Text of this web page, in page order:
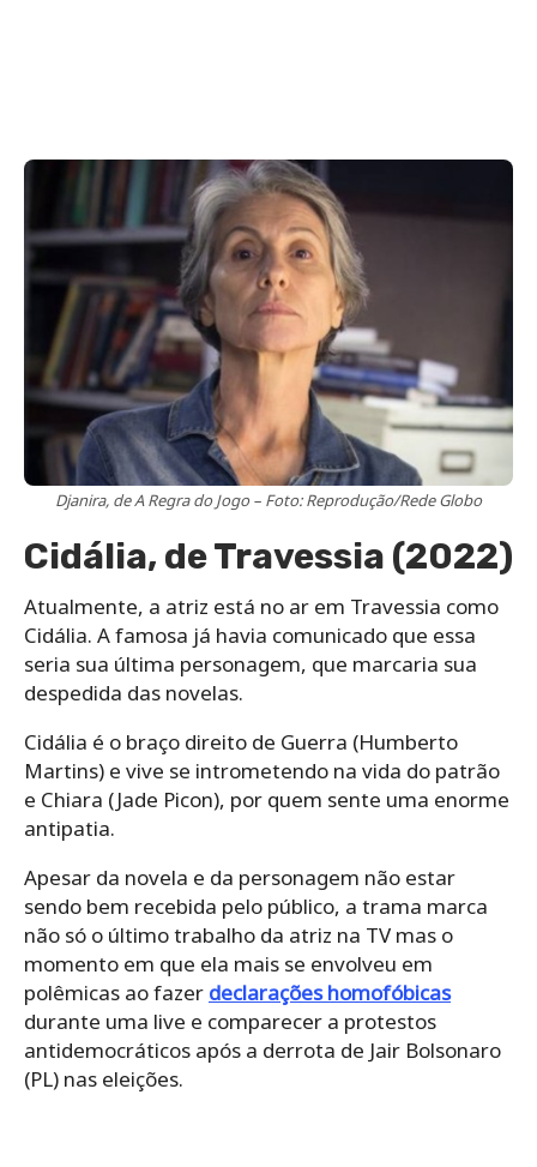
Djanira, de A Regra do Jogo – Foto: Reprodução/Rede Globo
Cidália, de Travessia (2022)
Atualmente, a atriz está no ar em Travessia como
Cidália. A famosa já havia comunicado que essa
seria sua última personagem, que marcaria sua
despedida das novelas.
Cidália é o braço direito de Guerra (Humberto
Martins) e vive se intrometendo na vida do patrão
e Chiara (Jade Picon), por quem sente uma enorme
antipatia.
Apesar da novela e da personagem não estar
sendo bem recebida pelo público, a trama marca
não só o último trabalho da atriz na TV mas o
momento em que ela mais se envolveu em
polêmicas ao fazer declarações homofóbicas
durante uma live e comparecer a protestos
antidemocráticos após a derrota de Jair Bolsonaro
(PL) nas eleições.